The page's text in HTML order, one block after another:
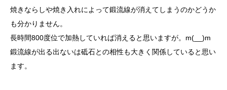
焼きならしや焼き入れによって鍛流線が消えてしまうのかどうか
も分かりません。
長時間800度位で加熱していれば消えると思いますが。m(__)m
鍛流線が出る出ないは砥石との相性も大きく関係していると思い
ます。